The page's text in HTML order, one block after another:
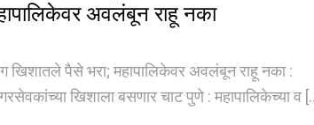
अवलंबून राहू नका
खिशातले पैसे भरा; महापालिकेवर अवलंबून राहू नका :
खिशाला बसणार चाट पुणे : महापालिकेच्या व